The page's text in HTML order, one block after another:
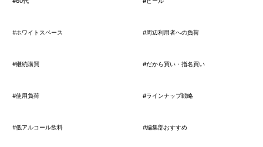
#ホワイトスペース #周辺利用者への負荷
#継続購買 #だから買い・指名買い
#使用負荷 #ラインナップ戦略
#低アルコール飲料 #編集部おすすめ